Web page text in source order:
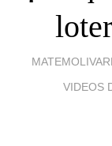
VIDEOS